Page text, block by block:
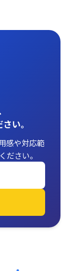
い。
感や対応範
ださい。